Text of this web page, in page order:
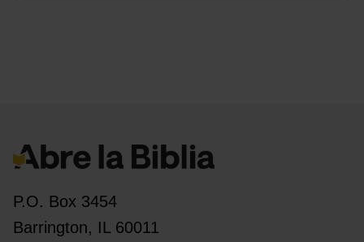
P.O. Box 3454
Barrington, IL 60011